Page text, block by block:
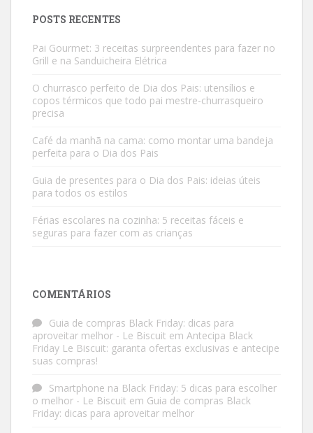
POSTS RECENTES
Pai Gourmet: 3 receitas surpreendentes para fazer no
Grill e na Sanduicheira Elétrica
O churrasco perfeito de Dia dos Pais: utensílios e
copos térmicos que todo pai mestre-churrasqueiro
precisa
Café da manhã na cama: como montar uma bandeja
perfeita para o Dia dos Pais
Guia de presentes para o Dia dos Pais: ideias úteis
para todos os estilos
Férias escolares na cozinha: 5 receitas fáceis e
seguras para fazer com as crianças
COMENTÁRIOS
Guia de compras Black Friday: dicas para
aproveitar melhor - Le Biscuit em Antecipa Black
Friday Le Biscuit: garanta ofertas exclusivas e antecipe
suas compras!
Smartphone na Black Friday: 5 dicas para escolher
o melhor - Le Biscuit em Guia de compras Black
Friday: dicas para aproveitar melhor